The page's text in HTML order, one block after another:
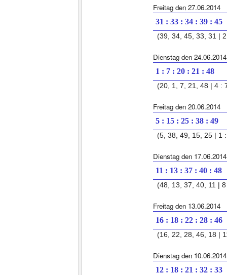
Freitag den 27.06.2014
31 : 33 : 34 : 39 : 45
(39, 34, 45, 33, 31 |
Dienstag den 24.06.2014
1 : 7 : 20 : 21 : 48
(20, 1, 7, 21, 48 | 4 :
Freitag den 20.06.2014
5 : 15 : 25 : 38 : 49
(5, 38, 49, 15, 25 | 1
Dienstag den 17.06.2014
11 : 13 : 37 : 40 : 48
(48, 13, 37, 40, 11 |
Freitag den 13.06.2014
16 : 18 : 22 : 28 : 46
(16, 22, 28, 46, 18 |
Dienstag den 10.06.2014
12 : 18 : 21 : 32 : 33